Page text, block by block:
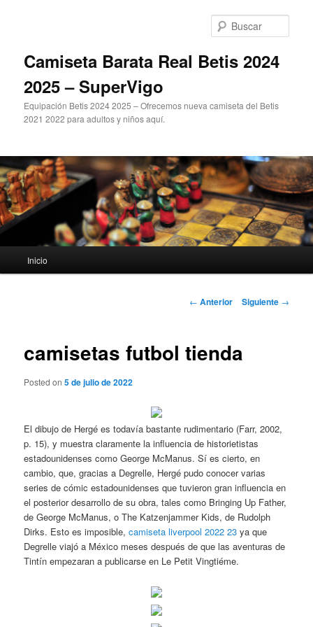
Camiseta Barata Real Betis 2024
2025 – SuperVigo
Equipación Betis 2024 2025 – Ofrecemos nueva camiseta del Betis
2021 2022 para adultos y niños aquí.
principal
Inicio
Navegación
← Anterior Siguiente →
camisetas futbol tienda
Posted on5 de julio de 2022
El dibujo de Hergé es todavía bastante rudimentario (Farr, 2002,
p. 15), y muestra claramente la influencia de historietistas
estadounidenses como George McManus. Sí es cierto, en
cambio, que, gracias a Degrelle, Hergé pudo conocer varias
series de cómic estadounidenses que tuvieron gran influencia en
el posterior desarrollo de su obra, tales como Bringing Up Father,
de George McManus, o The Katzenjammer Kids, de Rudolph
Dirks. Esto es imposible,camiseta liverpool 2022 23 ya que
Degrelle viajó a México meses después de que las aventuras de
Tintín empezaran a publicarse en Le Petit Vingtiéme.